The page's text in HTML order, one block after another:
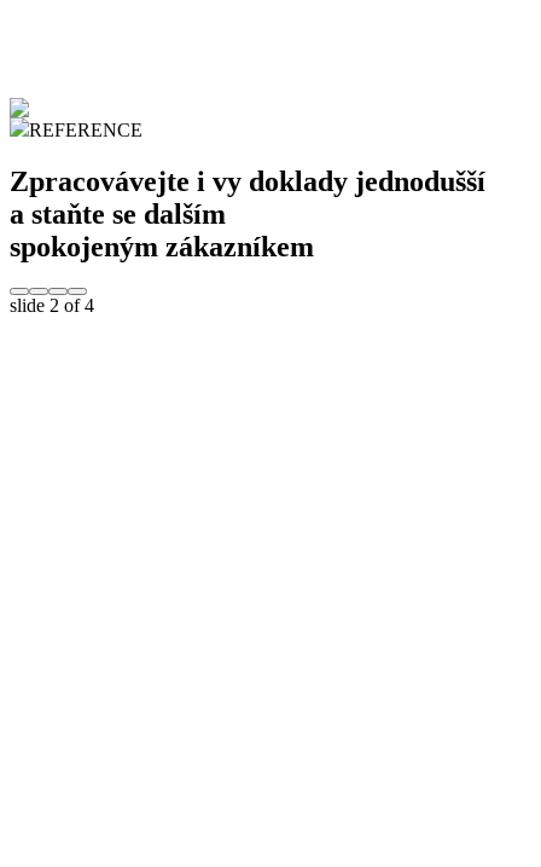
REFERENCE
Zpracovávejte i vy doklady jednodušší
a staňte se dalším
spokojeným zákazníkem
slide 2 of 4